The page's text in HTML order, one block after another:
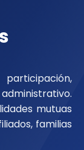
mutuas
familias